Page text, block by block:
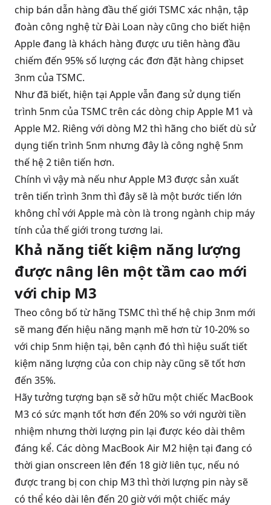
chip bán dẫn hàng đầu thế giới TSMC xác nhận, tập
đoàn công nghệ từ Đài Loan này cũng cho biết hiện
Apple đang là khách hàng được ưu tiên hàng đầu
chiếm đến 95% số lượng các đơn đặt hàng chipset
3nm của TSMC.
Như đã biết, hiện tại Apple vẫn đang sử dụng tiến
trình 5nm của TSMC trên các dòng chip Apple M1 và
Apple M2. Riêng với dòng M2 thì hãng cho biết dù sử
dụng tiến trình 5nm nhưng đây là công nghệ 5nm
thế hệ 2 tiên tiến hơn.
Chính vì vậy mà nếu như Apple M3 được sản xuất
trên tiến trình 3nm thì đây sẽ là một bước tiến lớn
không chỉ với Apple mà còn là trong ngành chip máy
tính của thế giới trong tương lai.
Khả năng tiết kiệm năng lượng
được nâng lên một tầm cao mới
với chip M3
Theo công bố từ hãng TSMC thì thế hệ chip 3nm mới
sẽ mang đến hiệu năng mạnh mẽ hơn từ 10-20% so
với chip 5nm hiện tại, bên cạnh đó thì hiệu suất tiết
kiệm năng lượng của con chip này cũng sẽ tốt hơn
đến 35%.
Hãy tưởng tượng bạn sẽ sở hữu một chiếc MacBook
M3 có sức mạnh tốt hơn đến 20% so với người tiền
nhiệm nhưng thời lượng pin lại được kéo dài thêm
đáng kể. Các dòng MacBook Air M2 hiện tại đang có
thời gian onscreen lên đến 18 giờ liên tục, nếu nó
được trang bị con chip M3 thì thời lượng pin này sẽ
có thể kéo dài lên đến 20 giờ với một chiếc máy